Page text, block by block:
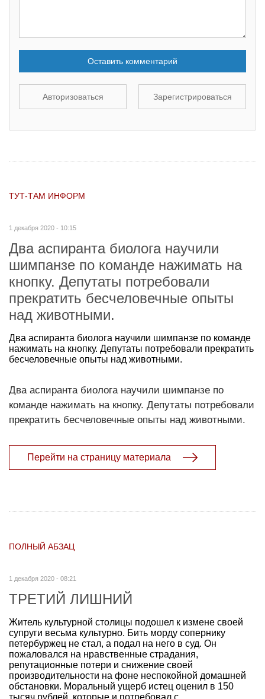
Оставить комментарий
Авторизоваться Зарегистрироваться
ТУТ-ТАМ ИНФОРМ
1 декабря 2020 - 10:15
Два аспиранта биолога научили
шимпанзе по команде нажимать на
кнопку. Депутаты потребовали
прекратить бесчеловечные опыты
над животными.
Два аспиранта биолога научили шимпанзе по команде
нажимать на кнопку. Депутаты потребовали прекратить
бесчеловечные опыты над животными.
Два аспиранта биолога научили шимпанзе по
команде нажимать на кнопку. Депутаты потребовали
прекратить бесчеловечные опыты над животными.
Перейти на страницу материала
ПОЛНЫЙ АБЗАЦ
1 декабря 2020 - 08:21
ТРЕТИЙ ЛИШНИЙ
Житель культурной столицы подошел к измене своей
супруги весьма культурно. Бить морду сопернику
петербуржец не стал, а подал на него в суд. Он
пожаловался на нравственные страдания,
репутационные потери и снижение своей
производительности на фоне неспокойной домашней
обстановки. Моральный ущерб истец оценил в 150
тысяч рублей, которые и потребовал с...